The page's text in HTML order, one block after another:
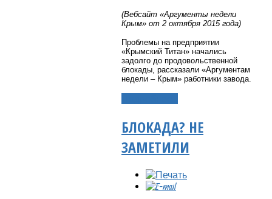
(Вебсайт «Аргументы недели
Крым» от 2 октября 2015 года)
Проблемы на предприятии
«Крымский Титан» начались
задолго до продовольственной
блокады, рассказали «Аргументам
недели – Крым» работники завода.
БЛОКАДА? НЕ
ЗАМЕТИЛИ